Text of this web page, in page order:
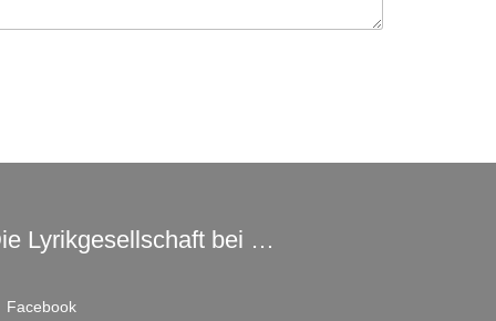
Lyrikgesellschaft bei …
Facebook